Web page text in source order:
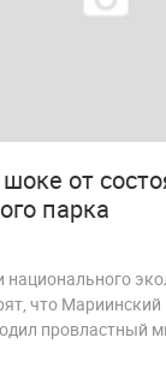
от
парка
национального
что Мариинский
провластный